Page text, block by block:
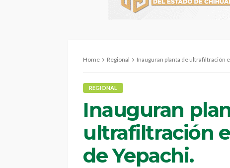
Home Regional Inauguran planta de ultrafiltración
REGIONAL
Inauguran
ultrafiltración
de Yepachi.